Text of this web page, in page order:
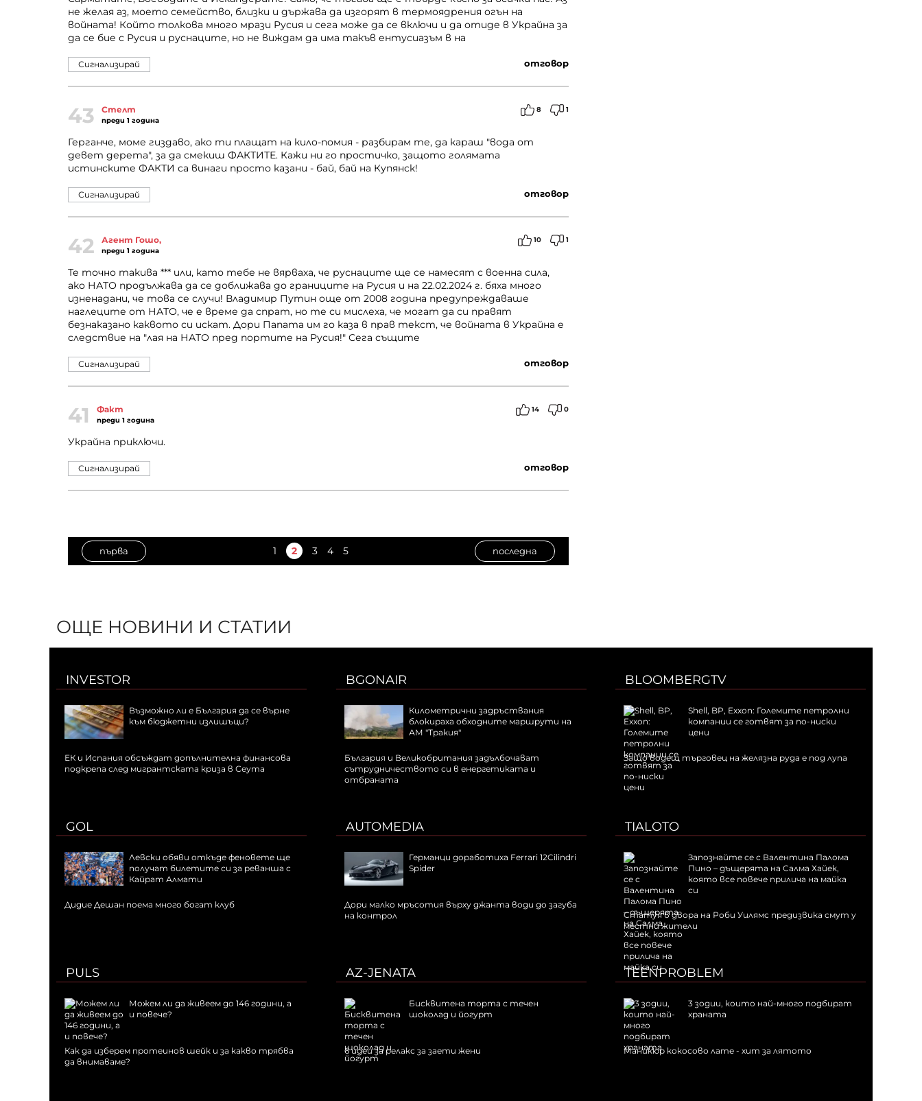
не желая аз, моето семейство, близки и държава да изгорят в термоядрения огън на
войната! Който толкова много мрази Русия и сега може да се включи и да отиде в Украйна за
да се бие с Русия и руснаците, но не виждам да има такъв ентусиазъм в на
отговор
Сигнализирай
43 Стелт
преди 1 година
8 1
Герганче, моме гиздаво, ако ти плащат на кило-помия - разбирам те, да караш "вода от
девет дерета", за да смекиш ФАКТИТЕ. Кажи ни го простичко, защото голямата
истинските ФАКТИ са винаги просто казани - бай, бай на Купянск!
отговор
Сигнализирай
42 Агент Гошо,
преди 1 година
10 1
Те точно такива *** или, като тебе не вярваха, че руснаците ще се намесят с военна сила,
ако НАТО продължава да се доближава до границите на Русия и на 22.02.2024 г. бяха много
изненадани, че това се случи! Владимир Путин още от 2008 година предупреждаваше
наглеците от НАТО, че е време да спрат, но те си мислеха, че могат да си правят
безнаказано каквото си искат. Дори Папата им го каза в прав текст, че войната в Украйна е
следствие на "лая на НАТО пред портите на Русия!" Сега същите
отговор
Сигнализирай
41 Факт
преди 1 година
14 0
Украйна приключи.
отговор
Сигнализирай
първа 1 2 3 4 5 последна
ОЩЕ НОВИНИ И СТАТИИ
INVESTOR
Възможно ли е България да се върне
към бюджетни излишъци?
ЕК и Испания обсъждат допълнителна финансова
подкрепа след мигрантската криза в Сеута
BGONAIR
Километрични задръствания
блокираха обходните маршрути на
АМ "Тракия"
България и Великобритания задълбочават
сътрудничеството си в енергетиката и
отбраната
BLOOMBERGTV
Shell, BP, Exxon: Големите петролни
компании се готвят за по-ниски
цени
Защо водещ търговец на желязна руда е под лупа
GOL
Левски обяви откъде феновете ще
получат билетите си за реванша с
Кайрат Алмати
Дидие Дешан поема много богат клуб
AUTOMEDIA
Германци доработиха Ferrari 12Cilindri
Spider
Дори малко мръсотия върху джанта води до загуба
на контрол
TIALOTO
Запознайте се с Валентина Палома
Пино – дъщерята на Салма Хайек,
която все повече прилича на майка
си
Статуя в двора на Роби Уилямс предизвика смут у
местни жители
PULS
Можем ли да живеем до 146 години, а
и повече?
Как да изберем протеинов шейк и за какво трябва
да внимаваме?
AZ-JENATA
Бисквитена торта с течен
шоколад и йогурт
6 идеи за релакс за заети жени
TEENPROBLEM
3 зодии, които най-много подбират
храната
Маникюр кокосово лате - хит за лятото